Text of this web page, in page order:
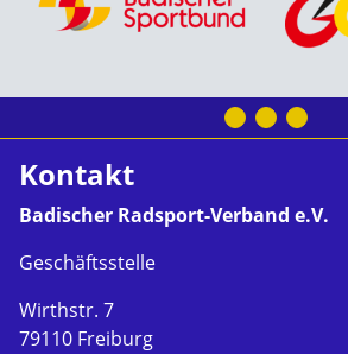
Kontakt
Badischer Radsport-Verband e.V.
Geschäftsstelle
Wirthstr. 7
79110 Freiburg